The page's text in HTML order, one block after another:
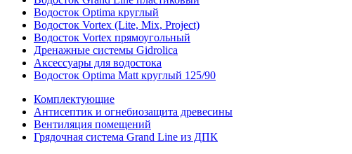
Водосток Optima круглый
Водосток Vortex (Lite, Mix, Project)
Водосток Vortex прямоугольный
Дренажные системы Gidrolica
Аксессуары для водостока
Водосток Optima Matt круглый 125/90
Комплектующие
Антисептик и огнебиозащита древесины
Вентиляция помещений
Грядочная система Grand Line из ДПК